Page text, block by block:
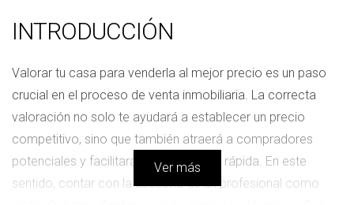
INTRODUCCIÓN
Valorar tu casa para venderla al mejor precio es un paso
crucial en el proceso de venta inmobiliaria. La correcta
valoración no solo te ayudará a establecer un precio
competitivo, sino que también atraerá a compradores
potenciales y facilitará una venta más rápida. En este
sentido, contar con la asesoría de un profesional como
Ver más